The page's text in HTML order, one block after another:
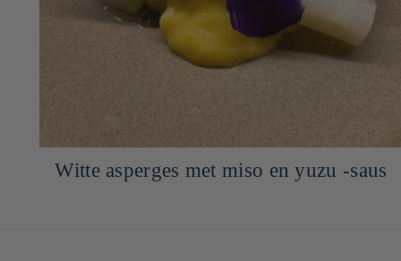
Soba in miso en pittige makreel